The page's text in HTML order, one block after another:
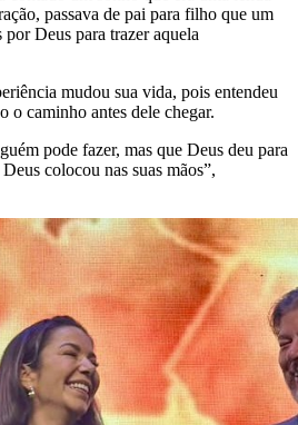
passava de pai para filho que um
Deus para trazer aquela
mudou sua vida, pois entendeu
o caminho antes dele chegar.
pode fazer, mas que Deus deu para
Deus colocou nas suas mãos”,